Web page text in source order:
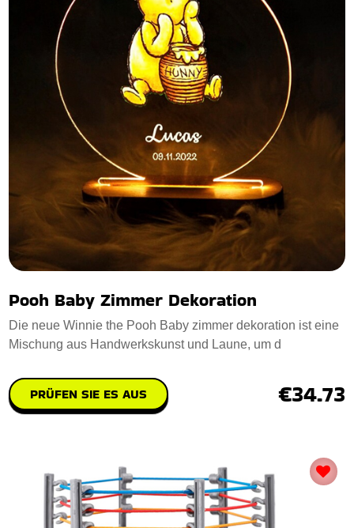
Pooh Baby Zimmer Dekoration
Die neue Winnie the Pooh Baby zimmer dekoration ist eine
Mischung aus Handwerkskunst und Laune, um d
PRÜFEN SIE ES AUS €34.73